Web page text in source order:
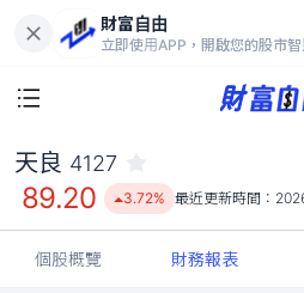
財富自由
立即使用APP，開啟您的股市智
89.20
3.72%
天良 4127
89.20 3.72% 最近更新時間：
個股概覽 財務報表